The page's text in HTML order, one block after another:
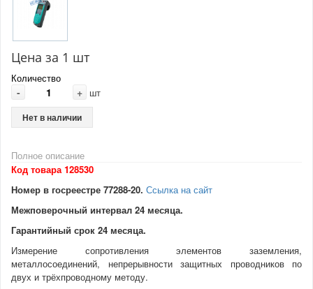
Цена за 1 шт
Количество
- + шт
Нет в наличии
Полное описание
Код товара 128530
Номер в госреестре 77288-20. Ссылка на сайт
Межповерочный интервал 24 месяца.
Гарантийный срок 24 месяца.
Измерение сопротивления элементов заземления,
металлосоединений, непрерывности защитных проводников по
двух и трёхпроводному методу.